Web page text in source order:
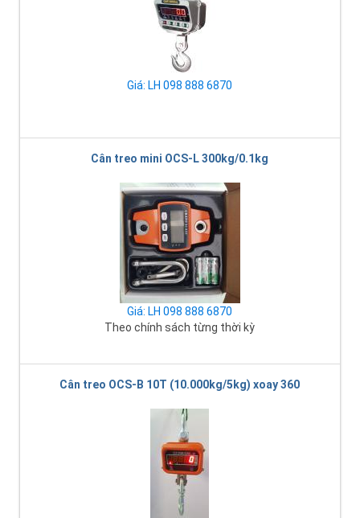
Giá: LH 098 888 6870
Cân treo mini OCS-L 300kg/0.1kg
Giá: LH 098 888 6870
Theo chính sách từng thời kỳ
Cân treo OCS-B 10T (10.000kg/5kg) xoay 360